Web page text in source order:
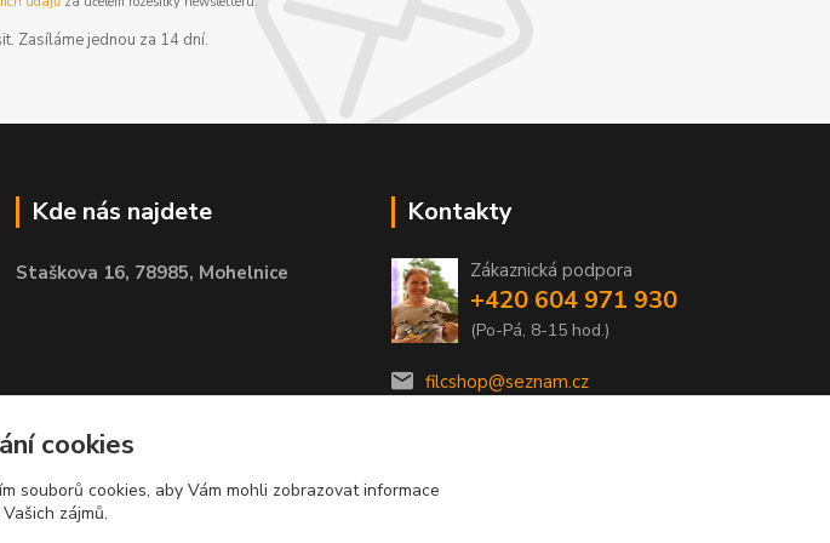
Zasíláme jednou za 14 dní.
Kde nás najdete
Staškova 16, 78985, Mohelnice
Kontakty
Zákaznická podpora
+420 604 971 930
(Po-Pá, 8-15 hod.)
filcshop@seznam.cz
cookies
souborů cookies, aby Vám mohli zobrazovat informace
zájmů.